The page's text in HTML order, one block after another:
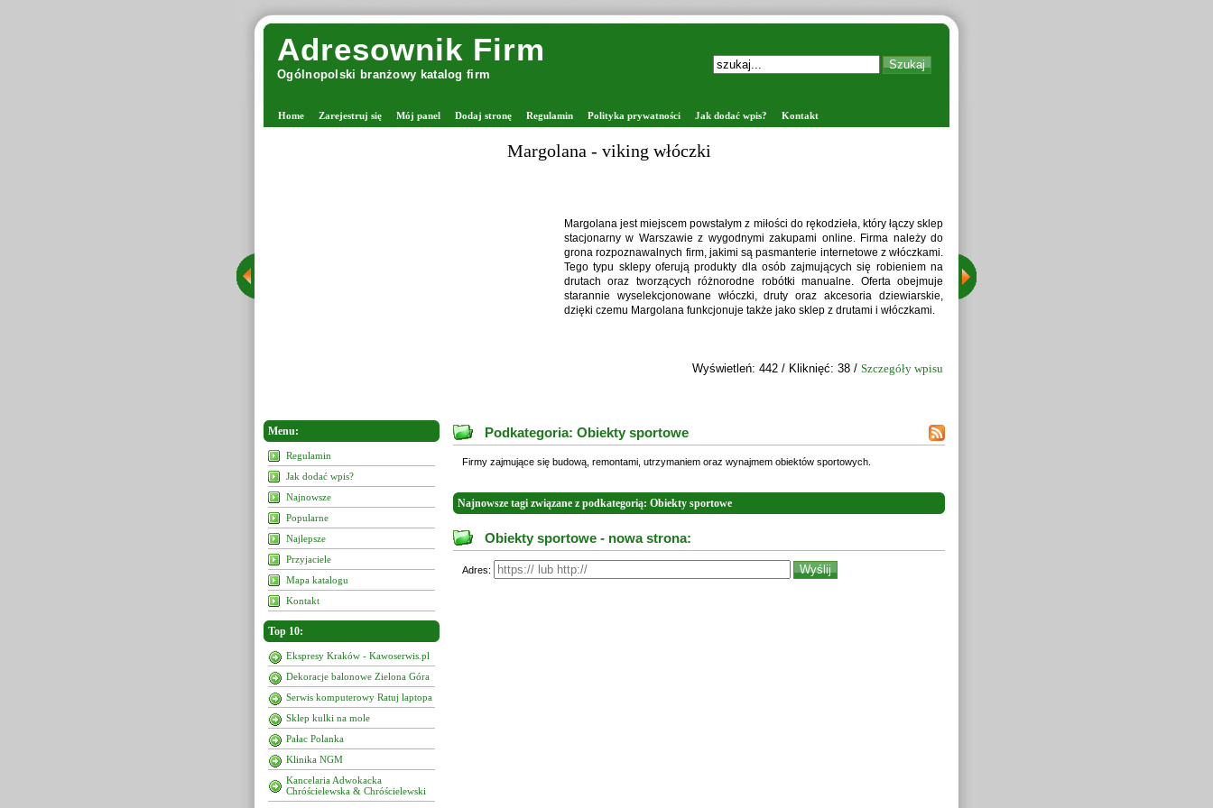
Adresownik Firm
Ogólnopolski branżowy katalog firm
Home Zarejestruj się Mój panel Dodaj stronę Regulamin Polityka prywatności Jak dodać wpis? Kontakt
Margolana - viking włóczki
Margolana jest miejscem powstałym z miłości do rękodzieła, który łączy sklep
stacjonarny w Warszawie z wygodnymi zakupami online. Firma należy do
grona rozpoznawalnych firm, jakimi są pasmanterie internetowe z włóczkami.
Tego typu sklepy oferują produkty dla osób zajmujących się robieniem na
drutach oraz tworzących różnorodne robótki manualne. Oferta obejmuje
starannie wyselekcjonowane włóczki, druty oraz akcesoria dziewiarskie,
dzięki czemu Margolana funkcjonuje także jako sklep z drutami i włóczkami.
Wyświetleń: 442 / Kliknięć: 38 / Szczegóły wpisu
Menu:
Regulamin
Jak dodać wpis?
Najnowsze
Popularne
Najlepsze
Przyjaciele
Mapa katalogu
Kontakt
Top 10:
Ekspresy Kraków - Kawoserwis.pl
Dekoracje balonowe Zielona Góra
Serwis komputerowy Ratuj laptopa
Sklep kulki na mole
Pałac Polanka
Klinika NGM
Kancelaria Adwokacka
Chróścielewska & Chróścielewski
Podkategoria: Obiekty sportowe
Firmy zajmujące się budową, remontami, utrzymaniem oraz wynajmem obiektów sportowych.
Najnowsze tagi związane z podkategorią: Obiekty sportowe
Obiekty sportowe - nowa strona:
Adres: